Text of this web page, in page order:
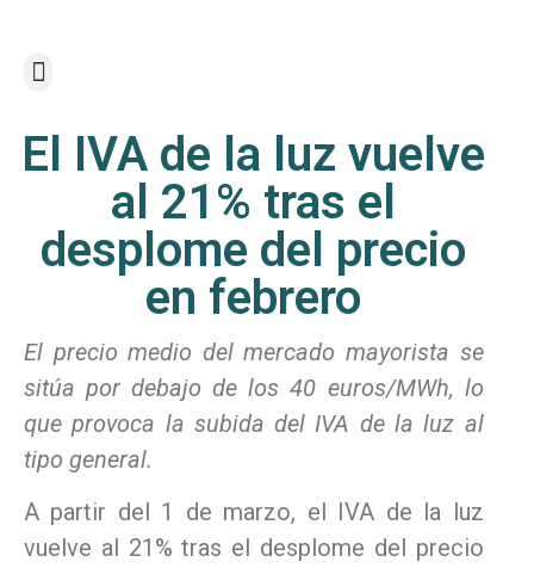
El IVA de la luz vuelve
al 21% tras el
desplome del precio
en febrero
El precio medio del mercado mayorista se
sitúa por debajo de los 40 euros/MWh, lo
que provoca la subida del IVA de la luz al
tipo general.
A partir del 1 de marzo, el IVA de la luz
vuelve al 21% tras el desplome del precio